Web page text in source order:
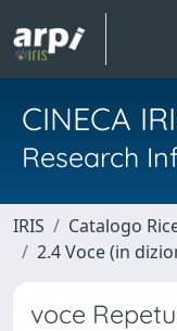
CINECA
Research
IRIS Catalogo
2.4 Voce (in
voce